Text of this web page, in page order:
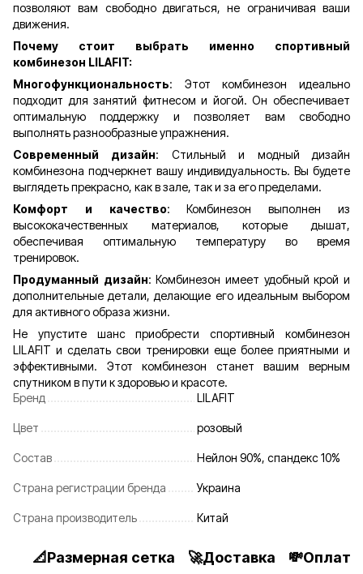
позволяют вам свободно двигаться, не ограничивая ваши
движения.
Почему стоит выбрать именно спортивный
комбинезон LILAFIT:
Многофункциональность: Этот комбинезон идеально
подходит для занятий фитнесом и йогой. Он обеспечивает
оптимальную поддержку и позволяет вам свободно
выполнять разнообразные упражнения.
Современный дизайн: Стильный и модный дизайн
комбинезона подчеркнет вашу индивидуальность. Вы будете
выглядеть прекрасно, как в зале, так и за его пределами.
Комфорт и качество: Комбинезон выполнен из
высококачественных материалов, которые дышат,
обеспечивая оптимальную температуру во время
тренировок.
Продуманный дизайн: Комбинезон имеет удобный крой и
дополнительные детали, делающие его идеальным выбором
для активного образа жизни.
Не упустите шанс приобрести спортивный комбинезон
LILAFIT и сделать свои тренировки еще более приятными и
эффективными. Этот комбинезон станет вашим верным
спутником в пути к здоровью и красоте.
Бренд
LILAFIT
Цвет розовый
Состав Нейлон 90%, спандекс 10%
Страна регистрации бренда Украина
Страна производитель Китай
📐Размерная сетка 🚀Доставка 💸Оплата